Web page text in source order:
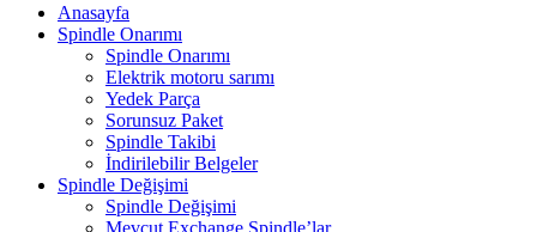
Anasayfa
Spindle Onarımı
Spindle Onarımı
Elektrik motoru sarımı
Yedek Parça
Sorunsuz Paket
Spindle Takibi
İndirilebilir Belgeler
Spindle Değişimi
Spindle Değişimi
Mevcut Exchange Spindle’lar